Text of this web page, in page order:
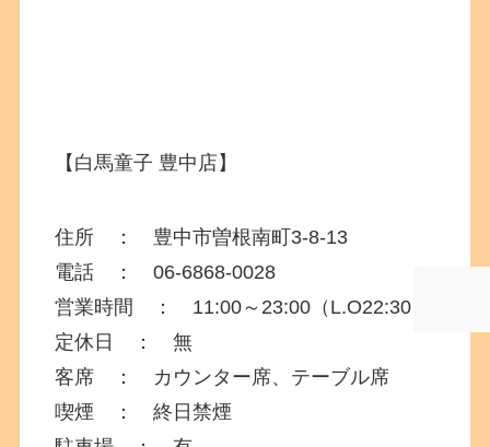
【白馬童子 豊中店】
住所 ： 豊中市曽根南町3-8-13
電話 ：06-6868-0028
営業時間 ： 11:00～23:00（L.O22:30）
定休日 ： 無
客席 ： カウンター席、テーブル席
喫煙 ： 終日禁煙